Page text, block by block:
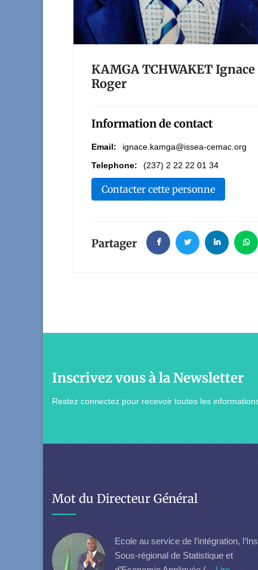
KAMGA TCHWAKET Ignace
Roger
Information de contact
Email:
ignace.kamga@issea-cemac.org
Telephone:
(237) 2 22 22 01 34
Contacter cette personne
Partager
Inscrivez vous à la Newsletter
Restez connectez pour recevoir toutes les
Mot du Directeur Général
Ecole au service de l’intégration,
Sous-régional de Statistique et